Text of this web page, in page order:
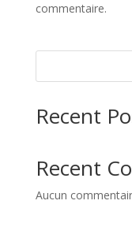
commentaire.
Recent
Recent
Aucun